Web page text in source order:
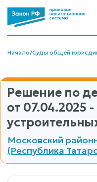
Начало/Суды общей
Решение по
от 07.04.2025
Московский
(Республика